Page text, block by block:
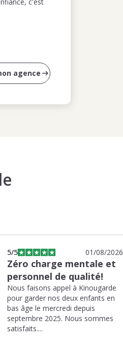
agence
5/5 01/08/2026
Zéro charge mentale et
personnel de qualité!
Nous faisons appel à Kinougarde
pour garder nos deux enfants en
bas âge le mercredi depuis
septembre 2025. Nous sommes
satisfaits....